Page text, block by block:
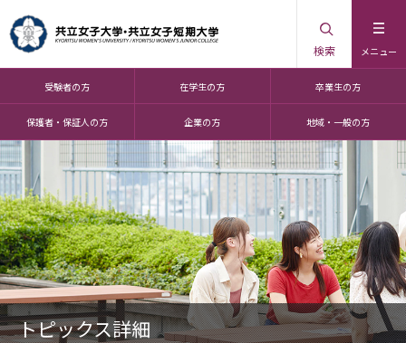
メニュー
検索
受験者の方 在学生の方 卒業生の方
保護者・保証人の方 企業の方 地域・一般の方
トピックス詳細